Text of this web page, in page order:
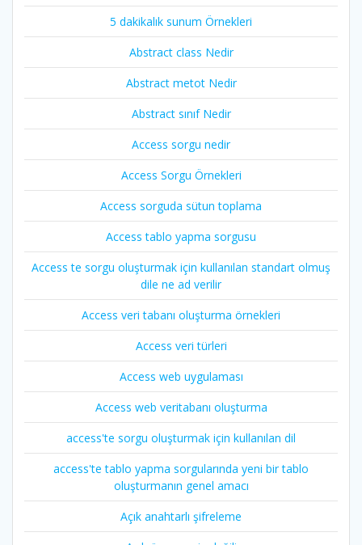
5 dakikalık sunum Örnekleri
Abstract class Nedir
Abstract metot Nedir
Abstract sınıf Nedir
Access sorgu nedir
Access Sorgu Örnekleri
Access sorguda sütun toplama
Access tablo yapma sorgusu
Access te sorgu oluşturmak için kullanılan standart olmuş
dile ne ad verilir
Access veri tabanı oluşturma örnekleri
Access veri türleri
Access web uygulaması
Access web veritabanı oluşturma
access'te sorgu oluşturmak için kullanılan dil
access'te tablo yapma sorgularında yeni bir tablo
oluşturmanın genel amacı
Açık anahtarlı şifreleme